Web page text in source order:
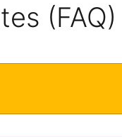
(FAQ)